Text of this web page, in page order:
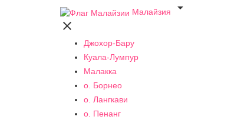
Малайзия


Джохор-Бару
Куала-Лумпур
Малакка
о. Борнео
о. Лангкави
о. Пенанг